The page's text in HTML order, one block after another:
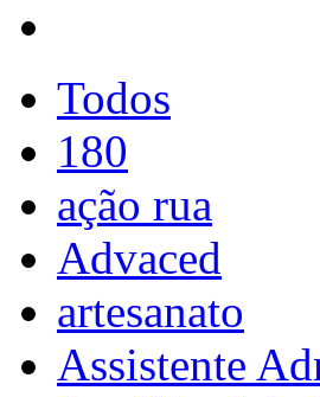
Todos
180
ação rua
Advaced
artesanato
Assistente